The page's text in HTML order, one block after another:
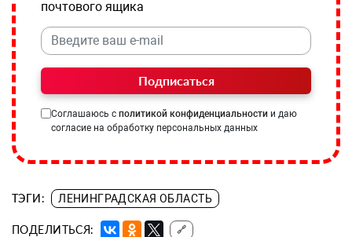
почтового ящика
Подписаться
Соглашаюсь с политикой конфиденциальности и даю
согласие на обработку персональных данных
ТЭГИ: ЛЕНИНГРАДСКАЯ ОБЛАСТЬ
ПОДЕЛИТЬСЯ: 🔗